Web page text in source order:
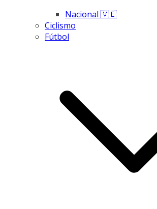
Nacional 🇻🇪
Ciclismo
Fútbol